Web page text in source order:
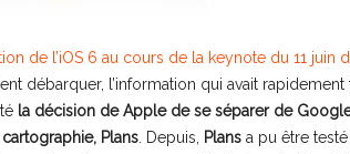
de l’iOS 6 au cours de la keynote du 11 juin
débarquer, l’information qui avait
la décision de Apple de se séparer de
Plans. Depuis, Plansa pu être